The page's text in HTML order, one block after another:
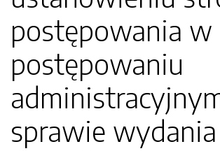
postępowania w
postępowaniu
sprawie wydania